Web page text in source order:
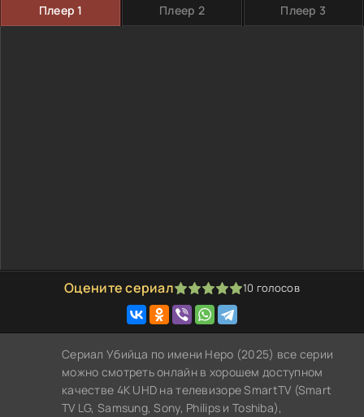
Плеер 1 Плеер 2 Плеер 3
Оцените сериал
1 2 3 4 5 10 голосов
Сериал Убийца по имени Неро (2025) все серии
можно смотреть онлайн в хорошем доступном
качестве 4K UHD на телевизоре SmartTV (Smart
TV LG, Samsung, Sony, Philips и Toshiba),